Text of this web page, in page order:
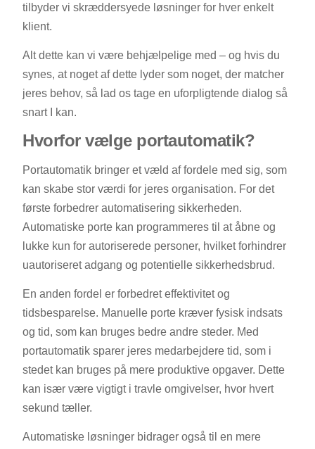
tilbyder vi skræddersyede løsninger for hver enkelt
klient.
Alt dette kan vi være behjælpelige med – og hvis du
synes, at noget af dette lyder som noget, der matcher
jeres behov, så lad os tage en uforpligtende dialog så
snart I kan.
Hvorfor vælge portautomatik?
Portautomatik bringer et væld af fordele med sig, som
kan skabe stor værdi for jeres organisation. For det
første forbedrer automatisering sikkerheden.
Automatiske porte kan programmeres til at åbne og
lukke kun for autoriserede personer, hvilket forhindrer
uautoriseret adgang og potentielle sikkerhedsbrud.
En anden fordel er forbedret effektivitet og
tidsbesparelse. Manuelle porte kræver fysisk indsats
og tid, som kan bruges bedre andre steder. Med
portautomatik sparer jeres medarbejdere tid, som i
stedet kan bruges på mere produktive opgaver. Dette
kan især være vigtigt i travle omgivelser, hvor hvert
sekund tæller.
Automatiske løsninger bidrager også til en mere